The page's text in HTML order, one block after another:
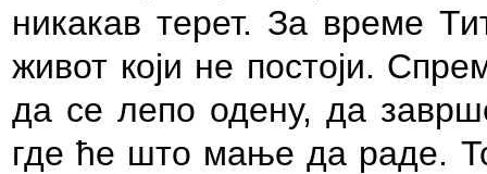
никакав терет. За време
живот који не постоји.
да се лепо одену, да
где ће што мање да раде.